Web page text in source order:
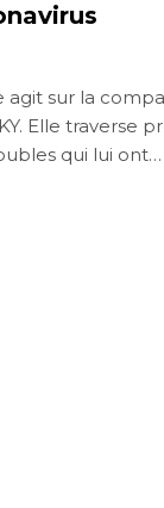
agit sur la
Elle traverse
qui lui ont…